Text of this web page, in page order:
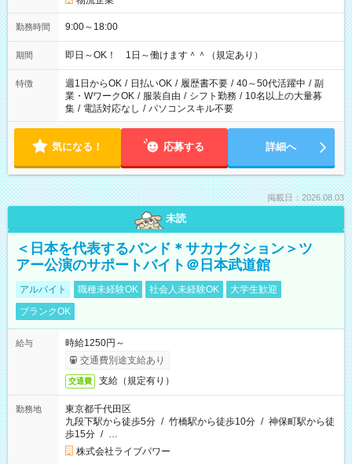
勤務時間 9:00～18:00
期間 即日～OK！ 1日～働けます＾＾（規定あり）
特徴 週1日からOK / 日払いOK / 履歴書不要 / 40～50代活躍中 / 副
業・WワークOK / 服装自由 / シフト勤務 / 10名以上の大量募
集 / 電話対応なし / パソコンスキル不要
気になる！ 応募する 詳細へ
掲載日：2026.08.03
未読
＜日本を代表するバンド＊サカナクション＞ツ
アー公演のサポートバイト＠日本武道館
アルバイト 職種未経験OK 社会人未経験OK
大学生歓迎
ブランクOK
給与
時給1250円～
交通費別途支給あり
交通費 支給（規定有り）
勤務地
東京都千代田区
九段下駅から徒歩5分 / 竹橋駅から徒歩10分 / 神保町駅から徒
歩15分 / …
株式会社ライブパワー